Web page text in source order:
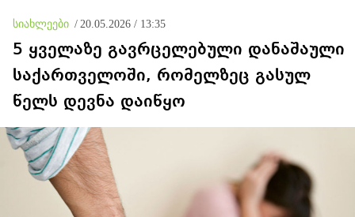
სიახლეები / 20.05.2026 / 13:35
5 ყველაზე გავრცელებული დანაშაული
საქართველოში, რომელზეც გასულ
წელს დევნა დაიწყო